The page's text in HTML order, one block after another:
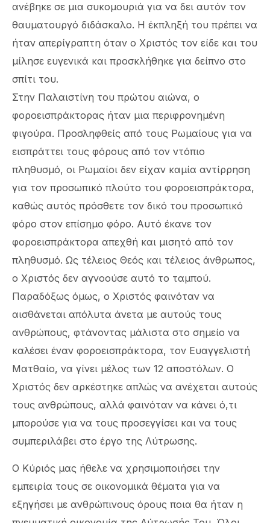
ανέβηκε σε μια συκομουριά για να δει αυτόν τον
θαυματουργό διδάσκαλο. Η έκπληξή του πρέπει να
ήταν απερίγραπτη όταν ο Χριστός τον είδε και του
μίλησε ευγενικά και προσκλήθηκε για δείπνο στο
σπίτι του.
Στην Παλαιστίνη του πρώτου αιώνα, ο
φοροεισπράκτορας ήταν μια περιφρονημένη
φιγούρα. Προσληφθείς από τους Ρωμαίους για να
εισπράττει τους φόρους από τον ντόπιο
πληθυσμό, οι Ρωμαίοι δεν είχαν καμία αντίρρηση
για τον προσωπικό πλούτο του φοροεισπράκτορα,
καθώς αυτός πρόσθετε τον δικό του προσωπικό
φόρο στον επίσημο φόρο. Αυτό έκανε τον
φοροεισπράκτορα απεχθή και μισητό από τον
πληθυσμό. Ως τέλειος Θεός και τέλειος άνθρωπος,
ο Χριστός δεν αγνοούσε αυτό το ταμπού.
Παραδόξως όμως, ο Χριστός φαινόταν να
αισθάνεται απόλυτα άνετα με αυτούς τους
ανθρώπους, φτάνοντας μάλιστα στο σημείο να
καλέσει έναν φοροεισπράκτορα, τον Ευαγγελιστή
Ματθαίο, να γίνει μέλος των 12 αποστόλων. Ο
Χριστός δεν αρκέστηκε απλώς να ανέχεται αυτούς
τους ανθρώπους, αλλά φαινόταν να κάνει ό,τι
μπορούσε για να τους προσεγγίσει και να τους
συμπεριλάβει στο έργο της Λύτρωσης.
Ο Κύριός μας ήθελε να χρησιμοποιήσει την
εμπειρία τους σε οικονομικά θέματα για να
εξηγήσει με ανθρώπινους όρους ποια θα ήταν η